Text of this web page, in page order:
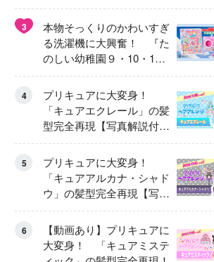
3
本物そっくりのかわいすぎ
る洗濯機に大興奮！ 『た
のしい幼稚園９・10・11
月号』だけのオリジナル付
録「プリキュア くるくる
せんたくき」
4
プリキュアに大変身！
「キュアエクレール」の髪
型完全再現【写真解説付
き】
5
プリキュアに大変身！
「キュアアルカナ・シャド
ウ」の髪型完全再現【写真
解説付き】
6
【動画あり】プリキュアに
大変身！ 「キュアミステ